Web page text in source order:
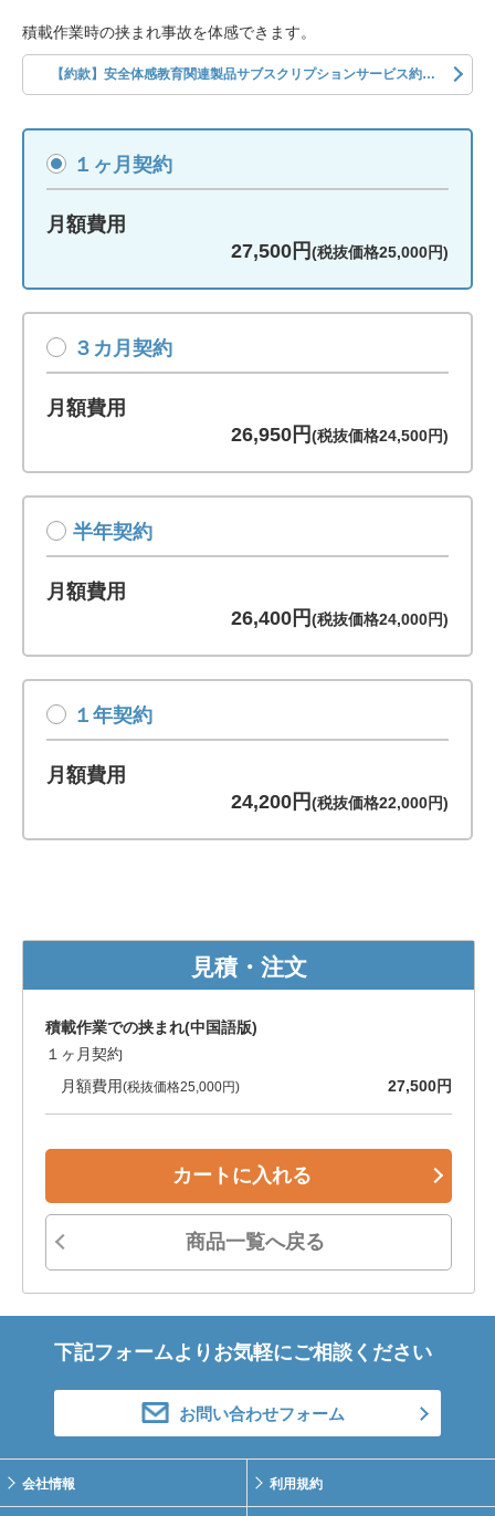
積載作業時の挟まれ事故を体感できます。
【約款】安全体感教育関連製品サブスクリプションサービス約款
１ヶ月契約
月額費用
27,500円(税抜価格25,000円)
３カ月契約
月額費用
26,950円(税抜価格24,500円)
半年契約
月額費用
26,400円(税抜価格24,000円)
１年契約
月額費用
24,200円(税抜価格22,000円)
見積・注文
積載作業での挟まれ(中国語版)
１ヶ月契約
月額費用(税抜価格25,000円) 27,500円
カートに入れる
商品一覧へ戻る
下記フォームよりお気軽にご相談ください
お問い合わせフォーム
会社情報 利用規約